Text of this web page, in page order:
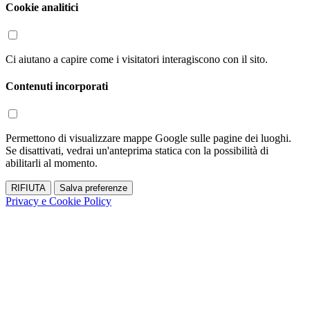
Cookie analitici
Ci aiutano a capire come i visitatori interagiscono con il sito.
Contenuti incorporati
Permettono di visualizzare mappe Google sulle pagine dei luoghi.
Se disattivati, vedrai un'anteprima statica con la possibilità di
abilitarli al momento.
RIFIUTA Salva preferenze
Privacy e Cookie Policy